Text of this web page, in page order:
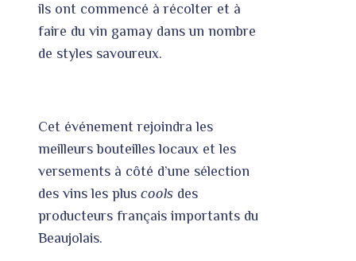
ils ont commencé à récolter et à
faire du vin gamay dans un nombre
de styles savoureux.
Cet événement rejoindra les
meilleurs bouteilles locaux et les
versements à côté d’une sélection
des vins les plus cools des
producteurs français importants du
Beaujolais.